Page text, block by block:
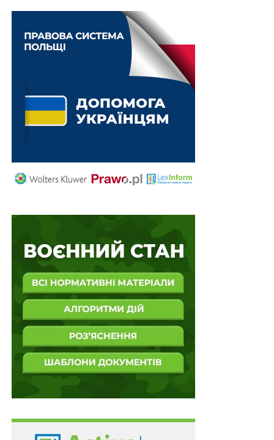
Схожі статті:
Керівники підприємств і організацій мають
вживати заходів проти підкупу іноземних
У разі зміни закону про кримінальну
відповідальність в період самовільного
свій статус до вересня 2026 р.
Для тимчасового проживання іноземні
захисники України можуть подавати
прострочені документи
ПОВ'ЯЗАНІ ТЕМИ: FEATURED
LEX
ВІЙСЬКОВОСЛУЖБОВЦІ
ЗСУ
НАСТУПНА
Цифровізацію виконавчого провадження
схвалено у першому читанні
Інфраструктурні енергетичні проекти